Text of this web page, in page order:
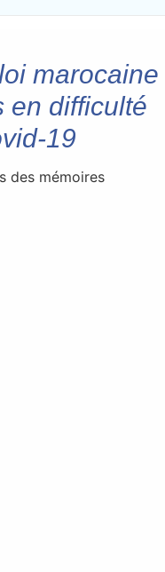
marocaine
en difficulté
19
des mémoires